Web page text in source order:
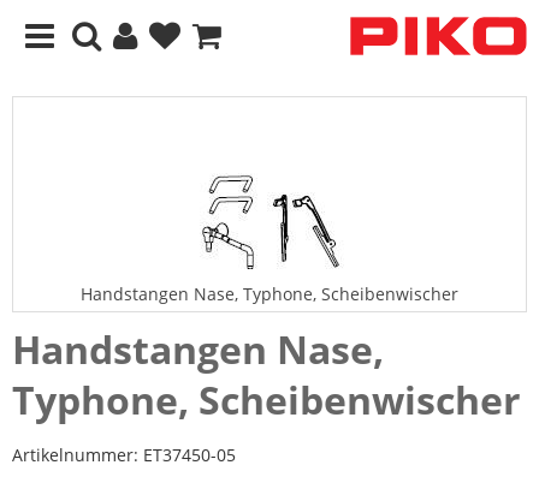
Handstangen Nase, Typhone, Scheibenwischer
Handstangen Nase,
Typhone, Scheibenwischer
Artikelnummer: ET37450-05